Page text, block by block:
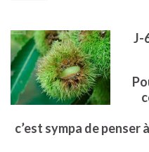
J-
c’est sympa de penser